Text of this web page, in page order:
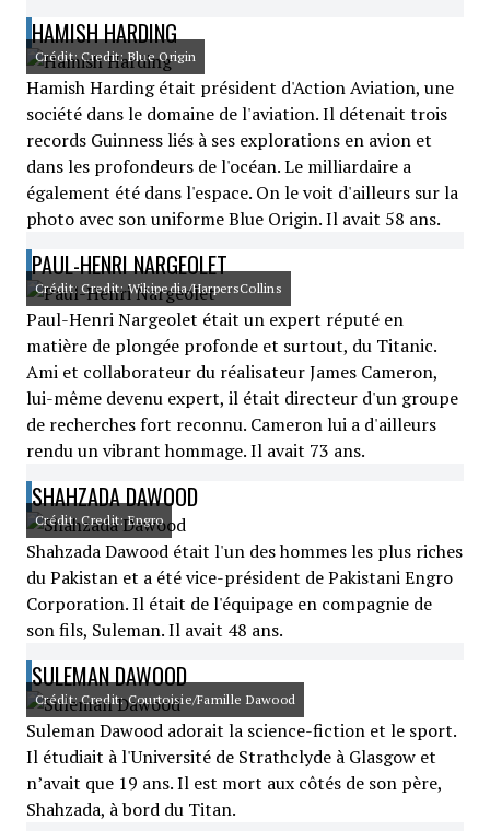
HAMISH HARDING
Crédit: Credit: Blue Origin
Hamish Harding était président d'Action Aviation, une
société dans le domaine de l'aviation. Il détenait trois
records Guinness liés à ses explorations en avion et
dans les profondeurs de l'océan. Le milliardaire a
également été dans l'espace. On le voit d'ailleurs sur la
photo avec son uniforme Blue Origin. Il avait 58 ans.
PAUL-HENRI NARGEOLET
Crédit: Credit: Wikipedia/HarpersCollins
Paul-Henri Nargeolet était un expert réputé en
matière de plongée profonde et surtout, du Titanic.
Ami et collaborateur du réalisateur James Cameron,
lui-même devenu expert, il était directeur d'un groupe
de recherches fort reconnu. Cameron lui a d'ailleurs
rendu un vibrant hommage. Il avait 73 ans.
SHAHZADA DAWOOD
Crédit: Credit: Engro
Shahzada Dawood était l'un des hommes les plus riches
du Pakistan et a été vice-président de Pakistani Engro
Corporation. Il était de l'équipage en compagnie de
son fils, Suleman. Il avait 48 ans.
SULEMAN DAWOOD
Crédit: Credit: Courtoisie/Famille Dawood
Suleman Dawood adorait la science-fiction et le sport.
Il étudiait à l'Université de Strathclyde à Glasgow et
n’avait que 19 ans. Il est mort aux côtés de son père,
Shahzada, à bord du Titan.